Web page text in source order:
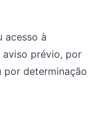
acesso à
aviso prévio, por
por determinação